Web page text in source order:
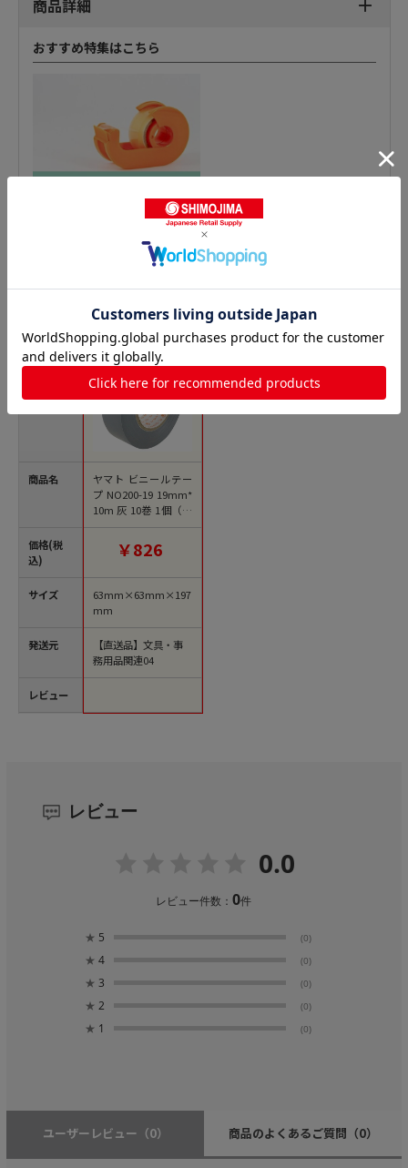
商品詳細
おすすめ特集はこちら
ビニールテープの人気商品との比較
商品名
価格(税
込)
サイズ
発送元
レビュー
ヤマト ビニールテー
プ NO200-19 19mm*
10m 灰 10巻 1個（ご
注文単位1個）【直送
￥826
63mm×63mm×197
mm
【直送品】文具・事
務用品関連04
レビュー
0.0
レビュー件数：0件
★ 5 (0)
★ 4 (0)
★ 3 (0)
★ 2 (0)
★ 1 (0)
ユーザーレビュー （0） 商品のよくあるご質問 （0）